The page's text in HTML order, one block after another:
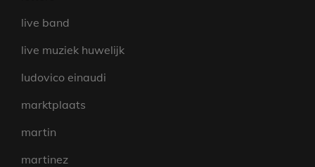
live band
live muziek huwelijk
ludovico einaudi
marktplaats
martin
martinez